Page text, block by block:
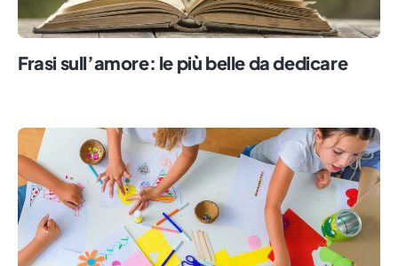
Frasi sull’amore: le più belle da dedicare